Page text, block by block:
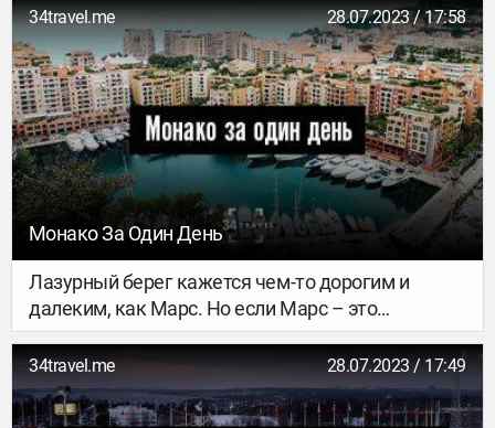
на него нельзя. Почему? Разбираемся в
загадочном вопросе.
34travel.me 28.07.2023 / 17:58
Монако За Один День
Лазурный берег кажется чем-то дорогим и
далеким, как Марс. Но если Марс – это
технически малореализуемо, то Монако – это
хоть и выше среднего, но вполне реально, если
очень захочется. Кто не мечтал на денек-другой
почувствовать себя хозяином жизни?
34travel.me 28.07.2023 / 17:49